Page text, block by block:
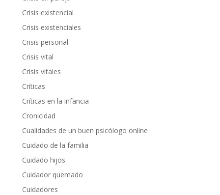
Crisis existencial
Crisis existenciales
Crisis personal
Crisis vital
Crisis vitales
Críticas
Críticas en la infancia
Cronicidad
Cualidades de un buen psicólogo online
Cuidado de la familia
Cuidado hijos
Cuidador quemado
Cuidadores